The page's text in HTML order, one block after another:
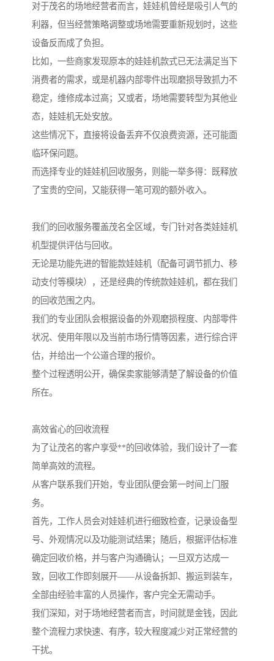
对于茂名的场地经营者而言，娃娃机曾经是吸引人气的
利器，但当经营策略调整或场地需要重新规划时，这些
设备反而成了负担。
比如，一些商家发现原本的娃娃机款式已无法满足当下
消费者的需求，或是机器内部零件出现磨损导致抓力不
稳定，维修成本过高；又或者，场地需要转型为其他业
态，娃娃机无处安放。
这些情况下，直接将设备丢弃不仅浪费资源，还可能面
临环保问题。
而选择专业的娃娃机回收服务，则能一举多得：既释放
了宝贵的空间，又能获得一笔可观的额外收入。
我们的回收服务覆盖茂名全区域，专门针对各类娃娃机
机型提供评估与回收。
无论是功能先进的智能款娃娃机（配备可调节抓力、移
动支付等模块），还是经典的传统款娃娃机，都在我们
的回收范围之内。
我们的专业团队会根据设备的外观磨损程度、内部零件
状况、使用年限以及当前市场行情等因素，进行综合评
估，并给出一个公道合理的报价。
整个过程透明公开，确保卖家能够清楚了解设备的价值
所在。
高效省心的回收流程
为了让茂名的客户享受**的回收体验，我们设计了一套
简单高效的流程。
从客户联系我们开始，专业团队便会第一时间上门服
务。
首先，工作人员会对娃娃机进行细致检查，记录设备型
号、外观情况以及功能测试结果；随后，根据评估标准
确定回收价格，并与客户沟通确认；一旦双方达成一
致，回收工作即刻展开——从设备拆卸、搬运到装车，
全部由经验丰富的人员操作，客户完全无需动手。
我们深知，对于场地经营者而言，时间就是金钱，因此
整个流程力求快速、有序，较大程度减少对正常经营的
干扰。